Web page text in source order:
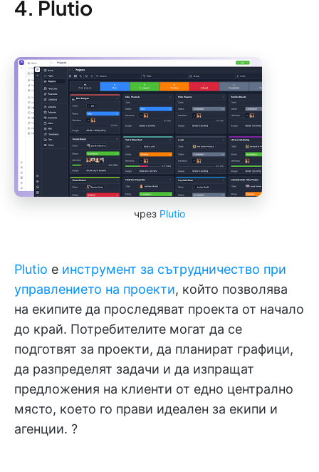
4. Plutio
чрез Plutio
Plutio е инструмент за сътрудничество при
управлението на проекти, който позволява
на екипите да проследяват проекта от начало
до край. Потребителите могат да се
подготвят за проекти, да планират графици,
да разпределят задачи и да изпращат
предложения на клиенти от едно централно
място, което го прави идеален за екипи и
агенции. ?